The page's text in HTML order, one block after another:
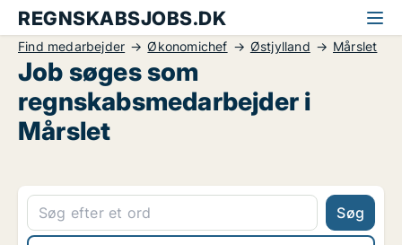
REGNSKABSJOBS.DK
Find medarbejder Økonomichef Østjylland Mårslet
Job søges som
regnskabsmedarbejder i
Mårslet
Søg